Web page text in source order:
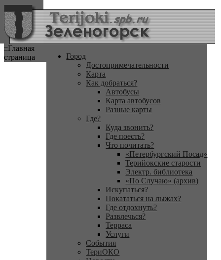
::Главная
страница
Город
Достопримечательности
Карта
Как добраться?
Автобусы
Карта автобусов
Разные карты
Где?
Куда звонить?
Где поесть?
Что почитать?
«Петербургский Посад»
Терийокские старости
Электр. библиотека
«По Случаю» (архив)
Искупаться?
Покататься на лыжах?
Где отдохнуть?
Развлечься?
Терраса
Услуги
События
ТериОКО